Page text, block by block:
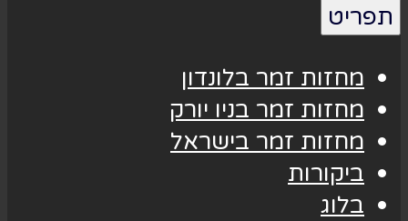
תפריט
מחזות זמר בלונדון
מחזות זמר בניו יורק
מחזות זמר בישראל
ביקורות
בלוג